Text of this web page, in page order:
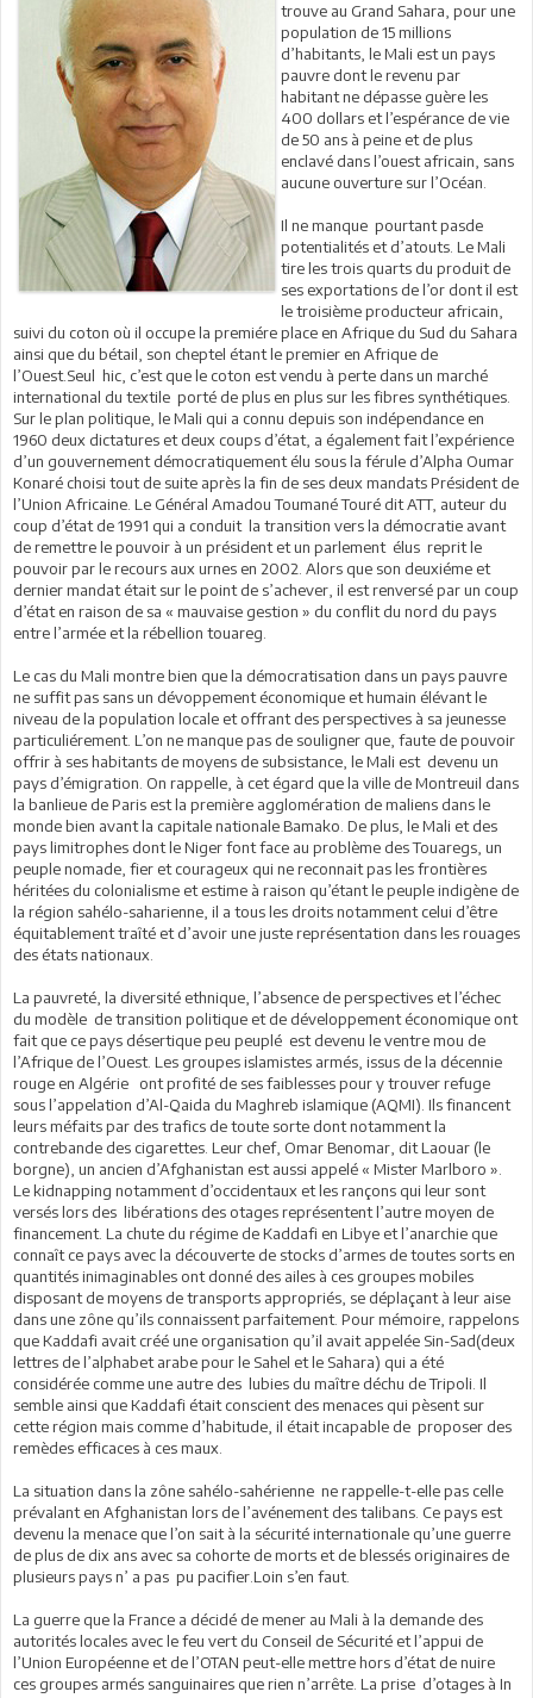
trouve au Grand Sahara, pour une
population de 15 millions
d’habitants, le Mali est un pays
pauvre dont le revenu par
habitant ne dépasse guère les
400 dollars et l’espérance de vie
de 50 ans à peine et de plus
enclavé dans l’ouest africain, sans
aucune ouverture sur l’Océan.
Il ne manque pourtant pasde
potentialités et d’atouts. Le Mali
tire les trois quarts du produit de
ses exportations de l’or dont il est
le troisième producteur africain,
suivi du coton où il occupe la premiére place en Afrique du Sud du Sahara
ainsi que du bétail, son cheptel étant le premier en Afrique de
l’Ouest.Seul hic, c’est que le coton est vendu à perte dans un marché
international du textile porté de plus en plus sur les fibres synthétiques.
Sur le plan politique, le Mali qui a connu depuis son indépendance en
1960 deux dictatures et deux coups d’état, a également fait l’expérience
d’un gouvernement démocratiquement élu sous la férule d’Alpha Oumar
Konaré choisi tout de suite après la fin de ses deux mandats Président de
l’Union Africaine. Le Général Amadou Toumané Touré dit ATT, auteur du
coup d’état de 1991 qui a conduit la transition vers la démocratie avant
de remettre le pouvoir à un président et un parlement élus reprit le
pouvoir par le recours aux urnes en 2002. Alors que son deuxiéme et
dernier mandat était sur le point de s’achever, il est renversé par un coup
d’état en raison de sa « mauvaise gestion » du conflit du nord du pays
entre l’armée et la rébellion touareg.
Le cas du Mali montre bien que la démocratisation dans un pays pauvre
ne suffit pas sans un dévoppement économique et humain élévant le
niveau de la population locale et offrant des perspectives à sa jeunesse
particuliérement. L’on ne manque pas de souligner que, faute de pouvoir
offrir à ses habitants de moyens de subsistance, le Mali est devenu un
pays d’émigration. On rappelle, à cet égard que la ville de Montreuil dans
la banlieue de Paris est la première agglomération de maliens dans le
monde bien avant la capitale nationale Bamako. De plus, le Mali et des
pays limitrophes dont le Niger font face au problème des Touaregs, un
peuple nomade, fier et courageux qui ne reconnait pas les frontières
héritées du colonialisme et estime à raison qu’étant le peuple indigène de
la région sahélo-saharienne, il a tous les droits notamment celui d’être
équitablement traîté et d’avoir une juste représentation dans les rouages
des états nationaux.
La pauvreté, la diversité ethnique, l’absence de perspectives et l’échec
du modèle de transition politique et de développement économique ont
fait que ce pays désertique peu peuplé est devenu le ventre mou de
l’Afrique de l’Ouest. Les groupes islamistes armés, issus de la décennie
rouge en Algérie ont profité de ses faiblesses pour y trouver refuge
sous l’appelation d’Al-Qaida du Maghreb islamique (AQMI). Ils financent
leurs méfaits par des trafics de toute sorte dont notamment la
contrebande des cigarettes. Leur chef, Omar Benomar, dit Laouar (le
borgne), un ancien d’Afghanistan est aussi appelé « Mister Marlboro ».
Le kidnapping notamment d’occidentaux et les rançons qui leur sont
versés lors des libérations des otages représentent l’autre moyen de
financement. La chute du régime de Kaddafi en Libye et l’anarchie que
connaît ce pays avec la découverte de stocks d’armes de toutes sorts en
quantités inimaginables ont donné des ailes à ces groupes mobiles
disposant de moyens de transports appropriés, se déplaçant à leur aise
dans une zône qu’ils connaissent parfaitement. Pour mémoire, rappelons
que Kaddafi avait créé une organisation qu’il avait appelée Sin-Sad(deux
lettres de l’alphabet arabe pour le Sahel et le Sahara) qui a été
considérée comme une autre des lubies du maître déchu de Tripoli. Il
semble ainsi que Kaddafi était conscient des menaces qui pèsent sur
cette région mais comme d’habitude, il était incapable de proposer des
remèdes efficaces à ces maux.
La situation dans la zône sahélo-sahérienne ne rappelle-t-elle pas celle
prévalant en Afghanistan lors de l’avénement des talibans. Ce pays est
devenu la menace que l’on sait à la sécurité internationale qu’une guerre
de plus de dix ans avec sa cohorte de morts et de blessés originaires de
plusieurs pays n’ a pas pu pacifier.Loin s’en faut.
La guerre que la France a décidé de mener au Mali à la demande des
autorités locales avec le feu vert du Conseil de Sécurité et l’appui de
l’Union Européenne et de l’OTAN peut-elle mettre hors d’état de nuire
ces groupes armés sanguinaires que rien n’arrête. La prise d’otages à In